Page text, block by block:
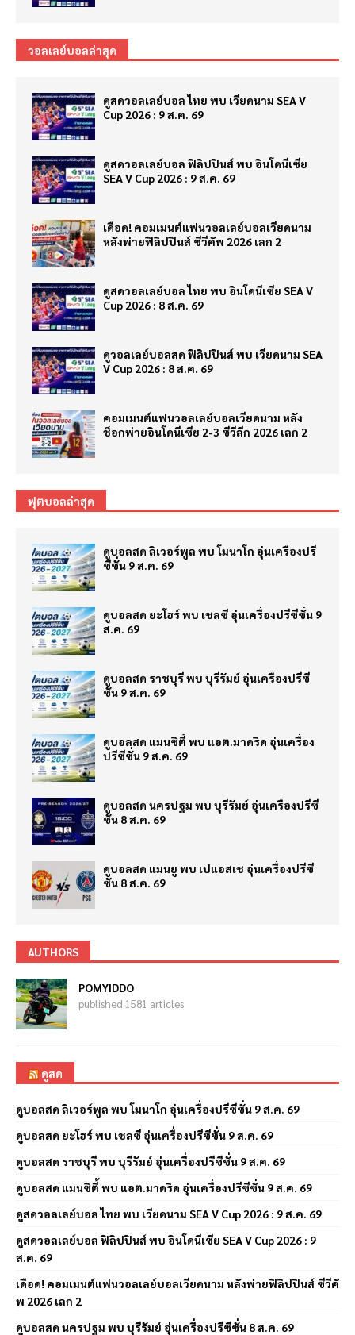
วอลเลย์บอลล่าสุด
ดูสดวอลเลย์บอล ไทย พบ เวียดนาม SEA V
Cup 2026 : 9 ส.ค. 69
ดูสดวอลเลย์บอล ฟิลิปปินส์ พบ อินโดนีเซีย
SEA V Cup 2026 : 9 ส.ค. 69
เดือด! คอมเมนต์แฟนวอลเลย์บอลเวียดนาม
หลังพ่ายฟิลิปปินส์ ซีวีคัพ 2026 เลก 2
ดูสดวอลเลย์บอล ไทย พบ อินโดนีเซีย SEA V
Cup 2026 : 8 ส.ค. 69
ดูวอลเลย์บอลสด ฟิลิปปินส์ พบ เวียดนาม SEA
V Cup 2026 : 8 ส.ค. 69
คอมเมนต์แฟนวอลเลย์บอลเวียดนาม หลัง
ช็อกพ่ายอินโดนีเซีย 2-3 ซีวีลีก 2026 เลก 2
ฟุตบอลล่าสุด
ดูบอลสด ลิเวอร์พูล พบ โมนาโก อุ่นเครื่องปรี
ซีซั่น 9 ส.ค. 69
ดูบอลสด ยะโฮร์ พบ เชลซี อุ่นเครื่องปรีซีซั่น 9
ส.ค. 69
ดูบอลสด ราชบุรี พบ บุรีรัมย์ อุ่นเครื่องปรีซี
ซั่น 9 ส.ค. 69
ดูบอลสด แมนซิตี้ พบ แอต.มาดริด อุ่นเครื่อง
ปรีซีซั่น 9 ส.ค. 69
ดูบอลสด นครปฐม พบ บุรีรัมย์ อุ่นเครื่องปรีซี
ซั่น 8 ส.ค. 69
ดูบอลสด แมนยู พบ เปแอสเช อุ่นเครื่องปรีซี
ซั่น 8 ส.ค. 69
AUTHORS
POMYIDDO
published 1581 articles
ดูสด
ดูบอลสด ลิเวอร์พูล พบ โมนาโก อุ่นเครื่องปรีซีซั่น 9 ส.ค. 69
ดูบอลสด ยะโฮร์ พบ เชลซี อุ่นเครื่องปรีซีซั่น 9 ส.ค. 69
ดูบอลสด ราชบุรี พบ บุรีรัมย์ อุ่นเครื่องปรีซีซั่น 9 ส.ค. 69
ดูบอลสด แมนซิตี้ พบ แอต.มาดริด อุ่นเครื่องปรีซีซั่น 9 ส.ค. 69
ดูสดวอลเลย์บอล ไทย พบ เวียดนาม SEA V Cup 2026 : 9 ส.ค. 69
ดูสดวอลเลย์บอล ฟิลิปปินส์ พบ อินโดนีเซีย SEA V Cup 2026 : 9
ส.ค. 69
เดือด! คอมเมนต์แฟนวอลเลย์บอลเวียดนาม หลังพ่ายฟิลิปปินส์ ซีวีคั
พ 2026 เลก 2
ดูบอลสด นครปฐม พบ บุรีรัมย์ อุ่นเครื่องปรีซีซั่น 8 ส.ค. 69